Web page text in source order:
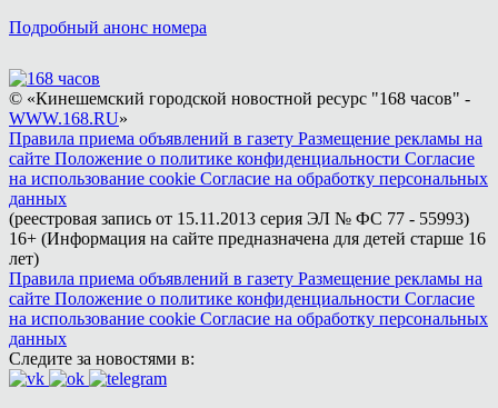
Подробный анонс номера
© «Кинешемский городской новостной ресурс "168 часов" -
WWW.168.RU»
Правила приема объявлений в газету Размещение рекламы на
сайте Положение о политике конфиденциальности Согласие
на использование cookie Согласие на обработку персональных
данных
(реестровая запись от 15.11.2013 серия ЭЛ № ФС 77 - 55993)
16+ (Информация на сайте предназначена для детей старше 16
лет)
Правила приема объявлений в газету Размещение рекламы на
сайте Положение о политике конфиденциальности Согласие
на использование cookie Согласие на обработку персональных
данных
Следите за новостями в: